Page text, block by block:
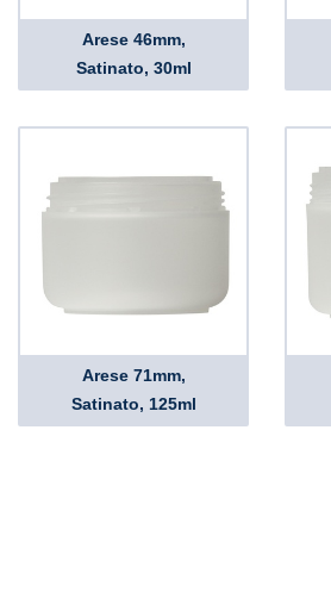
Arese 46mm,
Satinato, 30ml
Arese 71mm,
Satinato, 125ml